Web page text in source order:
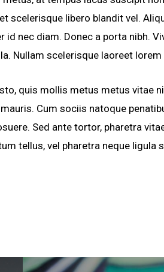
scelerisque libero blandit vel.
nec diam. Donec a porta nibh.
Nullam scelerisque laoreet lorem
quis mollis metus metus vitae
Cum sociis natoque
Sed ante tortor, pharetra
tellus, vel pharetra neque